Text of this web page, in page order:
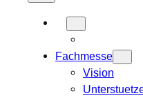
Fachmesse
Vision